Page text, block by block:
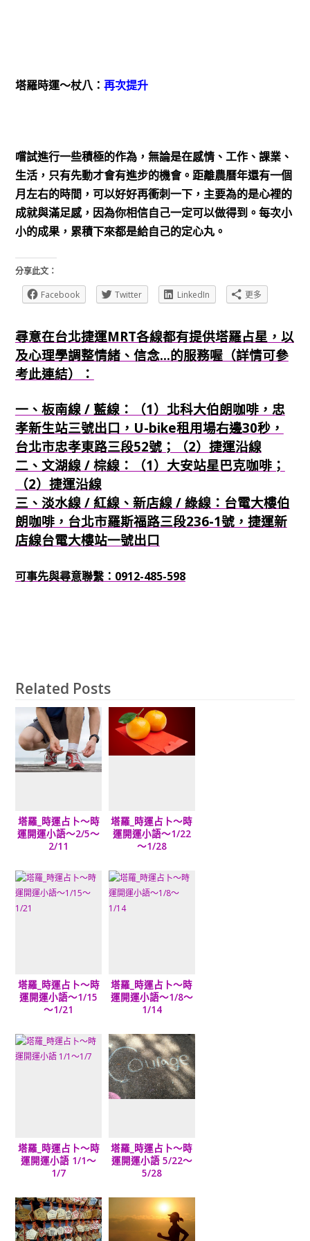
塔羅時運～杖八： 再次提升
嚐試進行一些積極的作為，無論是在感情、工作、課業、
生活，只有先動才會有進步的機會。距離農曆年還有一個
月左右的時間，可以好好再衝刺一下，主要為的是心裡的
成就與滿足感，因為你相信自己一定可以做得到。每次小
小的成果，累積下來都是給自己的定心丸。
分享此文：
Facebook
Twitter LinkedIn 更多
尋意在台北捷運MRT各線都有提供塔羅占星，以
及心理學調整情緒、信念...的服務喔（詳情可參
考此連結）：
一、板南線 / 藍線：（1）北科大伯朗咖啡，忠
孝新生站三號出口，U-bike租用場右邊30秒，
台北市忠孝東路三段52號；（2）捷運沿線
二、文湖線 / 棕線：（1）大安站星巴克咖啡；
（2）捷運沿線
三、淡水線 / 紅線、新店線 / 綠線：台電大樓伯
朗咖啡，台北市羅斯福路三段236-1號，捷運新
店線台電大樓站一號出口
可事先與尋意聯繫：0912-485-598
Related Posts
塔羅_時運占卜～時
運開運小語～2/5～
2/11
塔羅_時運占卜～時
運開運小語～1/22
～1/28
塔羅_時運占卜～時
運開運小語～1/15
～1/21
塔羅_時運占卜～時
運開運小語～1/8～
1/14
塔羅_時運占卜～時
運開運小語 1/1～
1/7
塔羅_時運占卜～時
運開運小語 5/22～
5/28